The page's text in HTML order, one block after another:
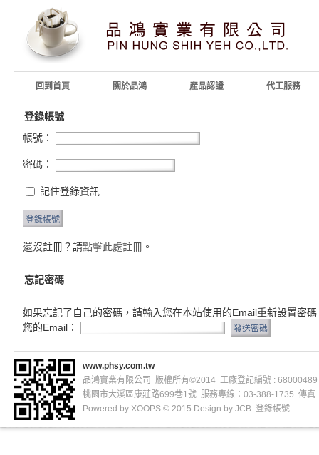
回到首頁 關於品鴻 產品認證 代工服務
登錄帳號
帳號：
密碼：
記住登錄資訊
還沒註冊？請點擊此處註冊 。
忘記密碼
如果忘記了自己的密碼，請輸入您在本站使用的Email重新設置密碼
您的Email：
www.phsy.com.tw
品鴻實業有限公司 版權所有©2014 工廠登記編號 : 68000489
桃園市大溪區康莊路699巷1號 服務專線：03-388-1735 傳真
Powered by XOOPS © 2015 Design by JCB 登錄帳號